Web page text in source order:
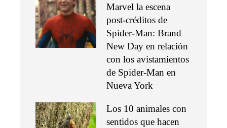
Marvel la escena
post-créditos de
Spider-Man: Brand
New Day en relación
con los avistamientos
de Spider-Man en
Nueva York
Los 10 animales con
sentidos que hacen